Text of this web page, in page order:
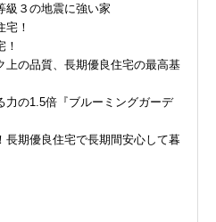
３の地震に強い家
！
の品質、長期優良住宅の最高基
の1.5倍『ブルーミングガーデ
期優良住宅で長期間安心して暮